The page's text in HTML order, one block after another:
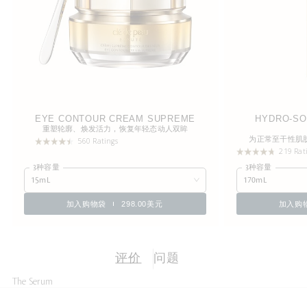
EYE CONTOUR CREAM SUPREME
重塑轮廓、焕发活力，恢复年轻态动人双眸
560 Ratings
3种容量
15mL
加入购物袋 298.00美元
HYDRO-
为正常至干性肌
219
3种容量
170mL
加入购
评价 问题
The Serum